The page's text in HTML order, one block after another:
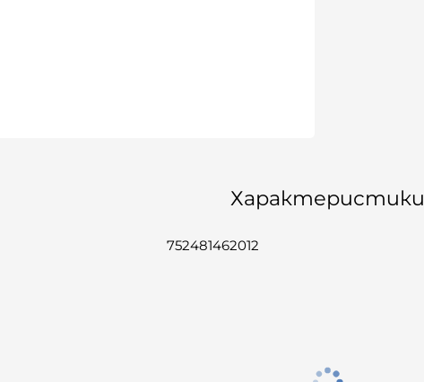
Характеристики
752481462012